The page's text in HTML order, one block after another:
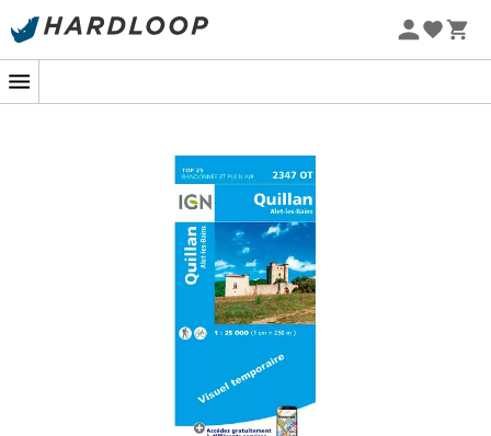
Zomeraanbiedingen 🔥 -5% EXTRA vanaf 2 producten* met